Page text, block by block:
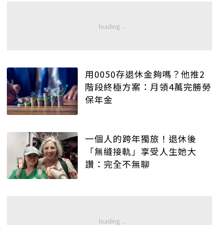
用0050存退休金夠嗎？他推2
階段終極方案：月領4萬完勝勞
保年金
一個人的跨年獨旅！退休後
「無縫接軌」享受人生她大
讚：完全不無聊